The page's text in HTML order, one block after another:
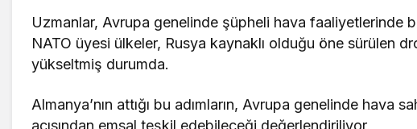
Uzmanlar, Avrupa genelinde şüpheli hava faaliyetlerinde
NATO üyesi ülkeler, Rusya kaynaklı olduğu öne sürülen
yükseltmiş durumda.
Almanya’nın attığı bu adımların, Avrupa genelinde hava
açısından emsal teşkil edebileceği değerlendiriliyor.